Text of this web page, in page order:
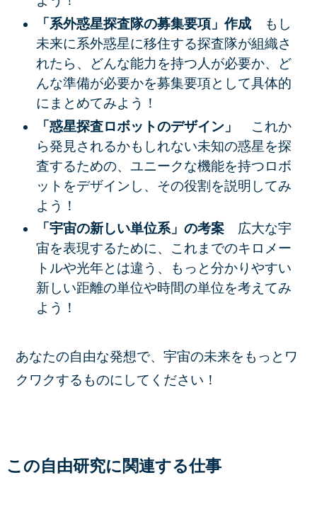
「系外惑星探査隊の募集要項」作成
もし
未来に系外惑星に移住する探査隊が組織さ
れたら、どんな能力を持つ人が必要か、ど
んな準備が必要かを募集要項として具体的
にまとめてみよう！
「惑星探査ロボットのデザイン」
これか
ら発見されるかもしれない未知の惑星を探
査するための、ユニークな機能を持つロボ
ットをデザインし、その役割を説明してみ
よう！
「宇宙の新しい単位系」の考案 広大な宇
宙を表現するために、これまでのキロメー
トルや光年とは違う、もっと分かりやすい
新しい距離の単位や時間の単位を考えてみ
よう！
あなたの自由な発想で、宇宙の未来をもっとワ
クワクするものにしてください！
この自由研究に関連する仕事